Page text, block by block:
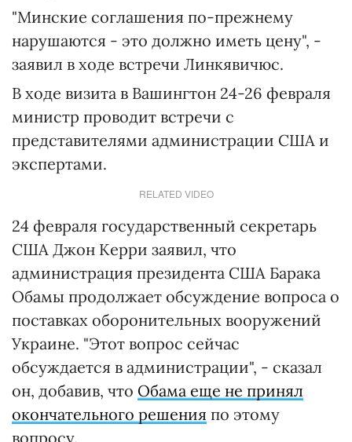
"Минские соглашения по-прежнему
нарушаются - это должно иметь цену", -
заявил в ходе встречи Линкявичюс.
В ходе визита в Вашингтон 24-26 февраля
министр проводит встречи с
представителями администрации США и
экспертами.
RELATED VIDEO
24 февраля государственный секретарь
США Джон Керри заявил, что
администрация президента США Барака
Обамы продолжает обсуждение вопроса о
поставках оборонительных вооружений
Украине. "Этот вопрос сейчас
обсуждается в администрации", - сказал
он, добавив, что Обама еще не принял
окончательного решения по этому
вопросу.